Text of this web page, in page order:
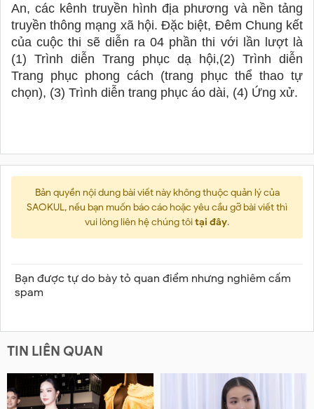
An, các kênh truyền hình địa phương và nền tảng
truyền thông mạng xã hội. Đặc biệt, Đêm Chung kết
(1) Trình diễn Trang phục dạ hội,(2) Trình diễn
Trang phục phong cách (trang phục thể thao tự
chọn), (3) Trình diễn trang phục áo dài, (4) Ứng xử.
Bản quyền nội dung bài viết này không thuộc quản lý của
SAOKUL, nếu bạn muốn báo cáo hoặc yêu cầu gỡ bài viết thì
vui lòng liên hệ chúng tôitại đây.
Bạn được tự do bày tỏ quan điểm nhưng nghiêm cấm
spam
TIN LIÊN QUAN